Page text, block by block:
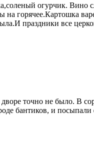
огурчик. Вино
на горячее.Картошка
праздники все
точно не было. В
бантиков, и посыпали